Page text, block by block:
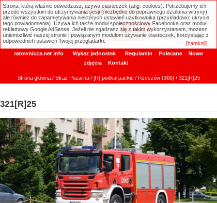
ratownicza.net
Wyszukiwanie zaawansowane
ratownicza.net info Wykaz jednostek Regulamin Polecane
Nowe
zdjęcia
Kontakt
Strona główna/ Straż Pożarna/ [R] podkarpackie/ Rzeszów (300) / 321[R]25
321[R]25
Strona, którą właśnie odwiedzasz, używa ciasteczek (ang. cookies). Potrzebujemy ich
przede wszystkim do utrzymywania sesji (niezbędne do poprawnego działania witryny),
ale również do zapamiętywania niektórych ustawień użytkownika (przykładowo: ukrycie
tego powiadomienia). Używa ich także moduł społecznościowy Facebooka oraz moduł
reklamowy Google AdSense. Jeżeli nie zgadzasz się z takim wykorzystaniem, możesz
uniemożliwić naszej stronie i powiązanym modułom używanie ciasteczek, korzystając z
odpowiednich ustawień Twojej przeglądarki.
[zamknij]